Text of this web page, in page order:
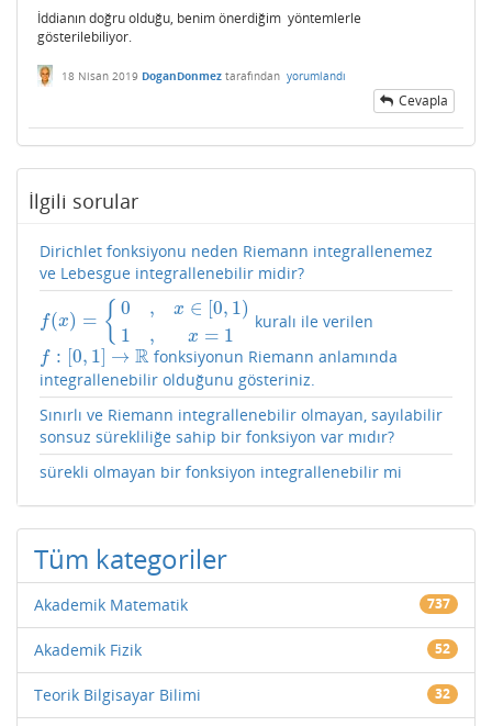
İddianın doğru olduğu, benim önerdiğim yöntemlerle
gösterilebiliyor.
18 Nisan 2019 DoganDonmez tarafından yorumlandı
Cevapla
İlgili sorular
Dirichlet fonksiyonu neden Riemann integrallenemez
ve Lebesgue integrallenebilir midir?
f(x) = { 0
1
,
,
x ∈ [0, 1)
x = 1
f(x)={ 0,x∈[ ,x kuralı ile verilen
f : [0, 1] → R
f:[ 0 1]→R
fonksiyonun Riemann anlamında
integrallenebilir olduğunu gösteriniz.
Sınırlı ve Riemann integrallenebilir olmayan, sayılabilir
sonsuz sürekliliğe sahip bir fonksiyon var mıdır?
sürekli olmayan bir fonksiyon integrallenebilir mi
Tüm kategoriler
Akademik Matematik 737
Akademik Fizik 52
Teorik Bilgisayar Bilimi 32